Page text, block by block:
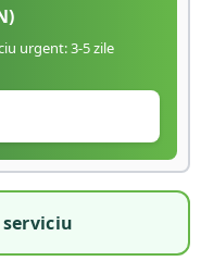
urgent: 3-5 zile